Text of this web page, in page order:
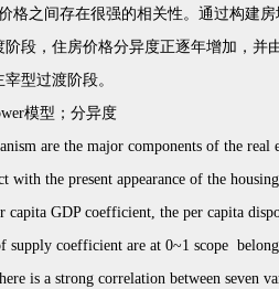
格之间存在很强的相关性。通过构建
段，住房价格分异度正逐年增加，
型过渡阶段。
模型；分异度
are the major components of the real
the present appearance of the
GDP coefficient, the per capita
coefficient are at 0~1 scope
is a strong correlation between seven